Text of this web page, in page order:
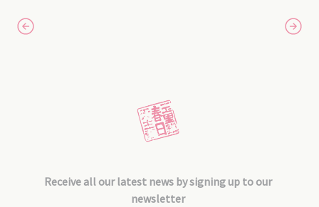
Receive all our latest news by signing up to our
newsletter